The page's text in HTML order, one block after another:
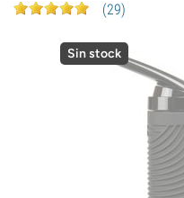
(29)
Sin stock